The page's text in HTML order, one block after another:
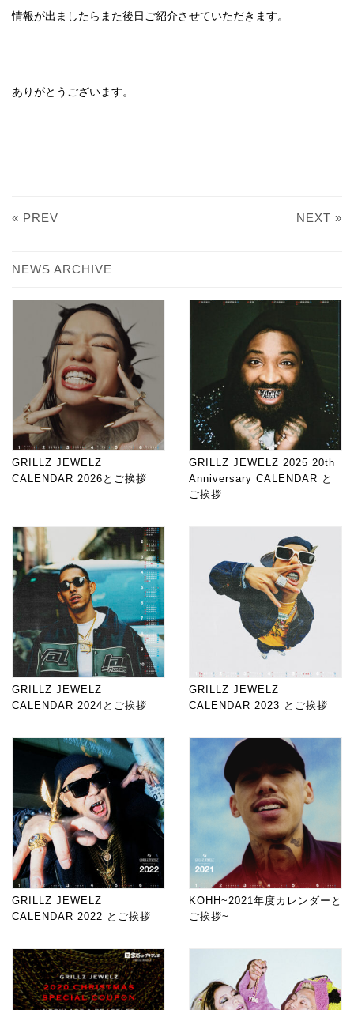
情報が出ましたらまた後日ご紹介させていただきます。
ありがとうございます。
« PREV NEXT »
NEWS ARCHIVE
GRILLZ JEWELZ
CALENDAR 2026とご挨拶
GRILLZ JEWELZ 2025 20th
Anniversary CALENDAR と
ご挨拶
GRILLZ JEWELZ
CALENDAR 2024とご挨拶
GRILLZ JEWELZ
CALENDAR 2023 とご挨拶
GRILLZ JEWELZ
CALENDAR 2022 とご挨拶
KOHH~2021年度カレンダーと
ご挨拶~